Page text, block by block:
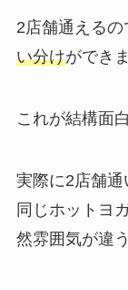
2店舗通えるの
い分けができ
これが結構面
実際に2店舗通
同じホットヨ
然雰囲気が違